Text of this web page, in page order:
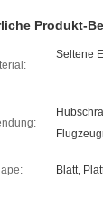
Produkt-
Seltene
Blatt,